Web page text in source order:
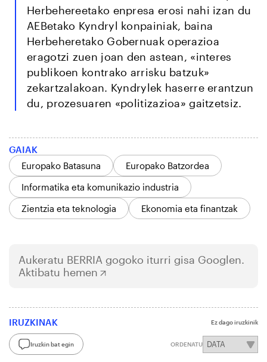
Herbehereetako enpresa erosi nahi izan du
AEBetako Kyndryl konpainiak, baina
Herbeheretako Gobernuak operazioa
eragotzi zuen joan den astean, «interes
publikoen kontrako arrisku batzuk»
zekartzalakoan. Kyndrylek haserre erantzun
du, prozesuaren «politizazioa» gaitzetsiz.
GAIAK
Europako Batasuna
Europako Batzordea
Informatika eta komunikazio industria
Zientzia eta teknologia
Ekonomia eta finantzak
Aukeratu BERRIA gogoko iturri gisa Googlen.
Aktibatu hemen
IRUZKINAK Ez dago iruzkinik
Iruzkin bat egin ORDENATU